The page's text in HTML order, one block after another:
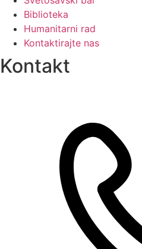
Biblioteka
Humanitarni rad
Kontaktirajte nas
Kontakt